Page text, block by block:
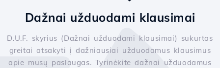
Dažnai užduodami klausimai
D.U.F. skyrius (Dažnai užduodami klausimai) sukurtas
greitai atsakyti į dažniausiai užduodamus klausimus
apie mūsų paslaugas. Tyrinėkite dažnai užduodamus